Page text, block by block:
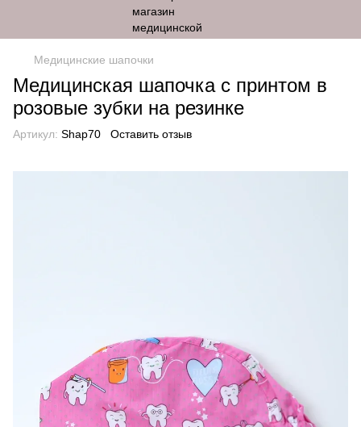
Медицинские шапочки
Медицинская шапочка с принтом в
розовые зубки на резинке
Артикул: Shap70 Оставить отзыв